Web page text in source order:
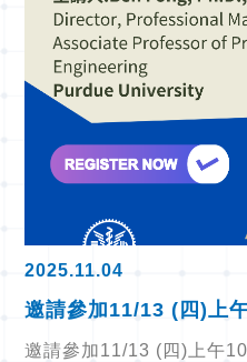
2025.11.04
邀請參加11/13 (四)上
邀請參加11/13 (四)上午